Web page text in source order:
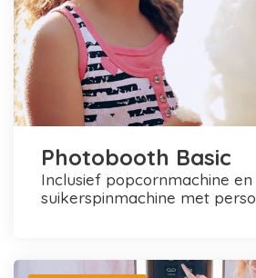
Photobooth Basic
inclusief popcornmachine en
suikerspinmachine met